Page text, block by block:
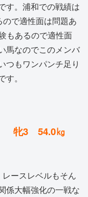
す。浦和での戦績は
で適性面は問題あ
もあるので適性面
馬なのでこのメンバ
つもワンパンチ足り
。
54.0㎏
ースレベルもそん
係大幅強化の一戦な